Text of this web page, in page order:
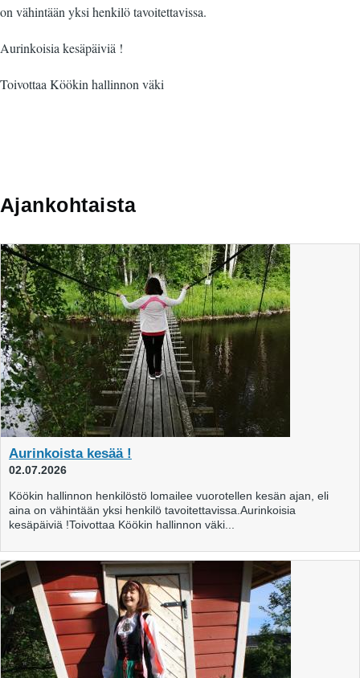
on vähintään yksi henkilö tavoitettavissa.
Aurinkoisia kesäpäiviä !
Toivottaa Köökin hallinnon väki
Ajankohtaista
Aurinkoista kesää !
02.07.2026
Köökin hallinnon henkilöstö lomailee vuorotellen kesän ajan, eli
aina on vähintään yksi henkilö tavoitettavissa.Aurinkoisia
kesäpäiviä !Toivottaa Köökin hallinnon väki...